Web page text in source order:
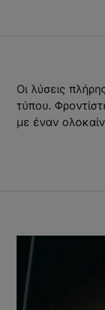
Οι λύσεις
τύπου.
με έναν